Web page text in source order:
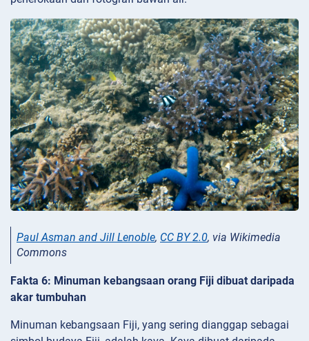
Paul Asman and Jill Lenoble, CC BY 2.0, via Wikimedia
Commons
Fakta 6: Minuman kebangsaan orang Fiji dibuat daripada
akar tumbuhan
Minuman kebangsaan Fiji, yang sering dianggap sebagai